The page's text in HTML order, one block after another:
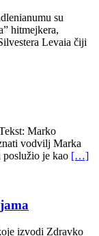
su
hitmejkera,
Levaia čiji
Marko
vodvilj Marka
je kao […]
izvodi Zdravko